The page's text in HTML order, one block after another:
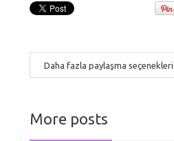
Daha fazla paylaşma seçenekleri
More posts